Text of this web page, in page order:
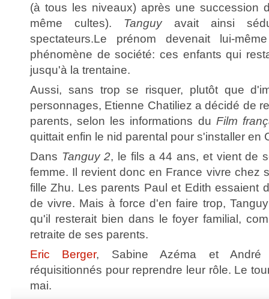
(à tous les niveaux) après une succession
même cultes). Tanguyavait ainsi
spectateurs.Le prénom devenait lui-
phénomène de société: ces enfants qui
jusqu'à la trentaine.
Aussi, sans trop se risquer, plutôt que
personnages, Etienne Chatiliez a décidé de
parents, selon les informations du Film
quittait enfin le nid parental pour s'installer en
Dans Tanguy 2, le fils a 44 ans, et vient de
femme. Il revient donc en France vivre chez
fille Zhu. Les parents Paul et Edith essaient
de vivre. Mais à force d'en faire trop,
qu'il resterait bien dans le foyer familial,
retraite de ses parents.
Eric Berger, Sabine Azéma et André
réquisitionnés pour reprendre leur rôle. Le
mai.